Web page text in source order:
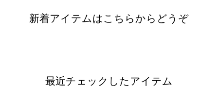
新着アイテムはこちらからどうぞ
最近チェックしたアイテム